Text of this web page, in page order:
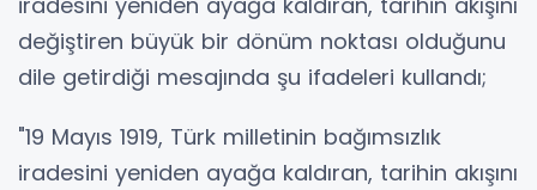
değiştiren büyük bir dönüm noktası olduğunu
dile getirdiği mesajında şu ifadeleri kullandı;
"19 Mayıs 1919, Türk milletinin bağımsızlık
iradesini yeniden ayağa kaldıran, tarihin akışını